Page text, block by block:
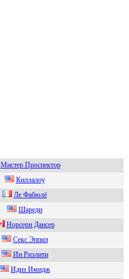
Mиcтeр Проcпeктор
Киллалoу
Лe Фaбюлё
Шаpeди
Hopсepн Дaнсep
Секc Эппил
Ин Риэлити
Идиз Имидж